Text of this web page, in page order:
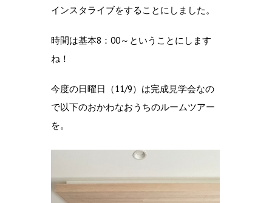
インスタライブをすることにしました。
時間は基本8：00～ということにします
ね！
今度の日曜日（11/9）は完成見学会なの
で以下のおかわなおうちのルームツアー
を。